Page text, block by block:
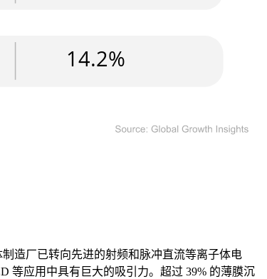
造厂已转向先进的射频和脉冲直流等离子体电
等应用中具有巨大的吸引力。超过 39% 的薄膜沉